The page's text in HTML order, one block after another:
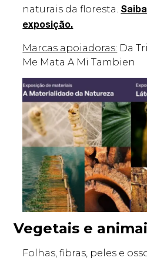
naturais da floresta.
exposição.
Marcas apoiadoras: Da
Me Mata A Mi Tambien
Vegetais e
Folhas, fibras, peles e